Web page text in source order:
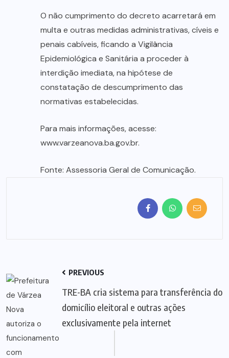
O não cumprimento do decreto acarretará em
multa e outras medidas administrativas, cíveis e
penais cabíveis, ficando a Vigilância
Epidemiológica e Sanitária a proceder à
interdição imediata, na hipótese de
constatação de descumprimento das
normativas estabelecidas.
Para mais informações, acesse:
www.varzeanova.ba.gov.br.
Fonte: Assessoria Geral de Comunicação.
PREVIOUS
TRE-BA cria sistema para transferência do
domicílio eleitoral e outras ações
exclusivamente pela internet